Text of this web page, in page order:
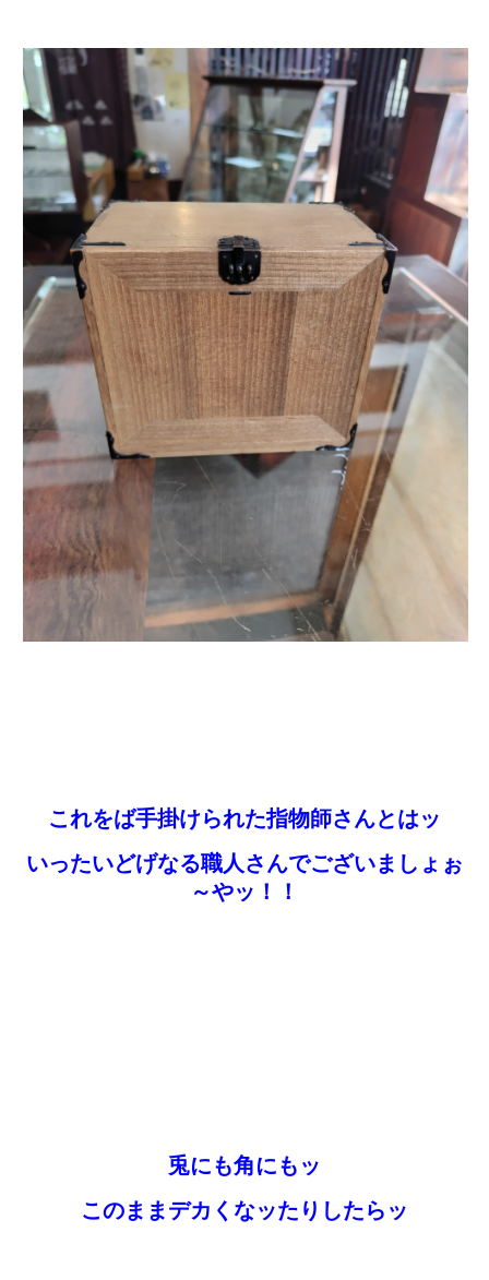
これをば手掛けられた指物師さんとはッ
いったいどげなる職人さんでございましょぉ
～やッ！！
兎にも角にもッ
このままデカくなッたりしたらッ